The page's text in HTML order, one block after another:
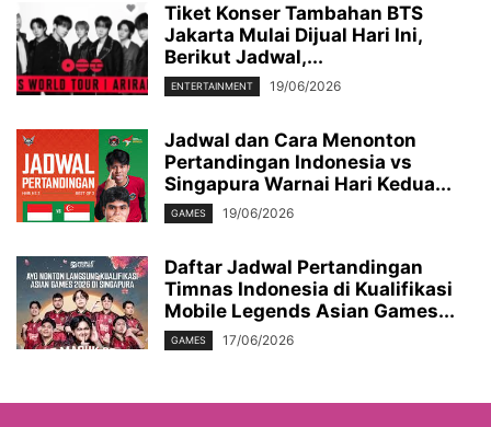
Tiket Konser Tambahan BTS
Jakarta Mulai Dijual Hari Ini,
Berikut Jadwal,...
ENTERTAINMENT 19/06/2026
Jadwal dan Cara Menonton
Pertandingan Indonesia vs
Singapura Warnai Hari Kedua...
GAMES 19/06/2026
Daftar Jadwal Pertandingan
Timnas Indonesia di Kualifikasi
Mobile Legends Asian Games...
GAMES 17/06/2026